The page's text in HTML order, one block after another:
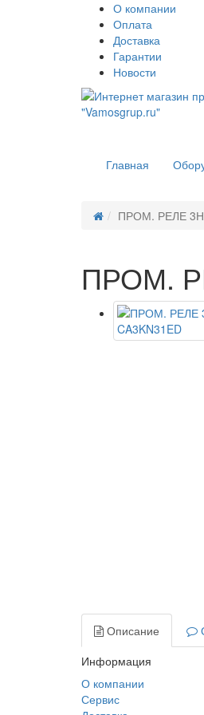
О компании
Оплата
Доставка
Гарантии
Новости
Главная
ПРОМ. РЕЛЕ
ПРОМ.
Описание
Информация
О компании
Сервис